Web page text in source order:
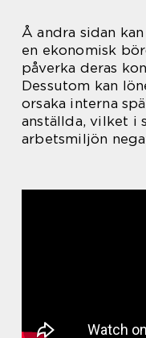
Å andra sidan
en ekonomisk
påverka deras
Dessutom kan
orsaka interna
anställda, vilket i
arbetsmiljön